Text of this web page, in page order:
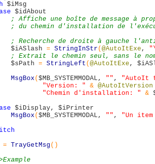
$iMsg
$idAbout
; Affiche une boîte de message à
; du chemin d'installation de
; Recherche de droite à gauche
$iASlash = StringInStr ( @AutoItExe ,
; Extrait le chemin seul, sans le
$sPath = StringLeft ( @AutoItExe ,
MsgBox ( $MB_SYSTEMMODAL , "" ,
"AutoIt
"Version: "
& @AutoItVersion
"Chemin d'installation: "
&
$iDisplay,
$iPrinter
MsgBox ( $MB_SYSTEMMODAL , "" ,
"Un
= TrayGetMsg ( )